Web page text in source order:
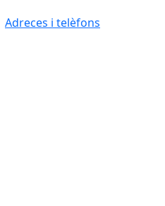
Adreces i telèfons